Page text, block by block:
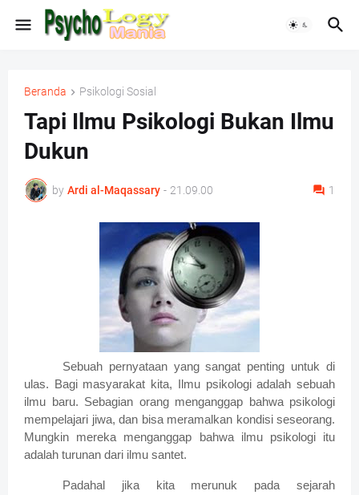
Beranda Psikologi Sosial
Tapi Ilmu Psikologi Bukan Ilmu
Dukun
by Ardi al-Maqassary - 21.09.00 1
Sebuah pernyataan yang sangat penting untuk di
ulas. Bagi masyarakat kita, Ilmu psikologi adalah sebuah
ilmu baru. Sebagian orang menganggap bahwa psikologi
mempelajari jiwa, dan bisa meramalkan kondisi seseorang.
Mungkin mereka menganggap bahwa ilmu psikologi itu
adalah turunan dari ilmu santet.
Padahal jika kita merunuk pada sejarah